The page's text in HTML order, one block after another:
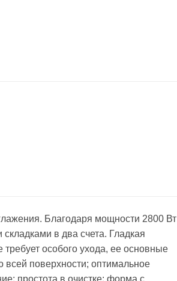
Благодаря мощности 2800 Вт
в два счета. Гладкая
особого ухода, ее основные
поверхности; оптимальное